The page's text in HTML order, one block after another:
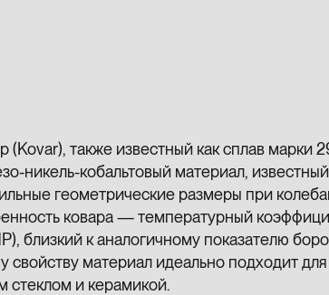
(Kovar), также известный как сплав
никель-кобальтовый материал,
геометрические размеры при
ковара — температурный
близкий к аналогичному показателю
свойству материал идеально подходит
стеклом и керамикой.